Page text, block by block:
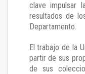
clave impulsar
resultados de
Departamento.
El trabajo de la
partir de sus
de sus